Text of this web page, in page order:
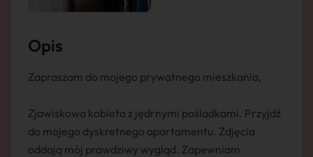
Opis
Zapraszam do mojego prywatnego mieszkania,
Zjawiskowa kobieta z jędrnymi pośladkami. Przyjdź
do mojego dyskretnego apartamentu. Zdjęcia
oddają mój prawdziwy wygląd. Zapewniam